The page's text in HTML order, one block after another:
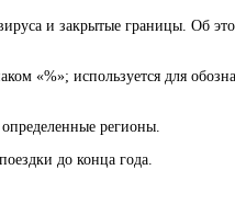
и закрытые границы. Об
«%»; используется для
регионы.
до конца года.